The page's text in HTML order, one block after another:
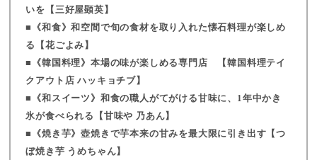
いを【三好屋顕英】
《和食》和空間で旬の食材を取り入れた懐石料理が楽しめ
る【花ごよみ】
《韓国料理》本場の味が楽しめる専門店 【韓国料理テイ
クアウト店 ハッキョチブ】
《和スイーツ》和食の職人がてがける甘味に、1年中かき
氷が食べられる【甘味や 乃あん】
《焼き芋》壺焼きで芋本来の甘みを最大限に引き出す【つ
ぼ焼き芋 うめちゃん】